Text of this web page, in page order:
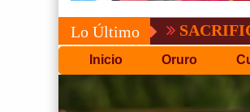
Lo Último
SACRIFICADO
Inicio Oruro